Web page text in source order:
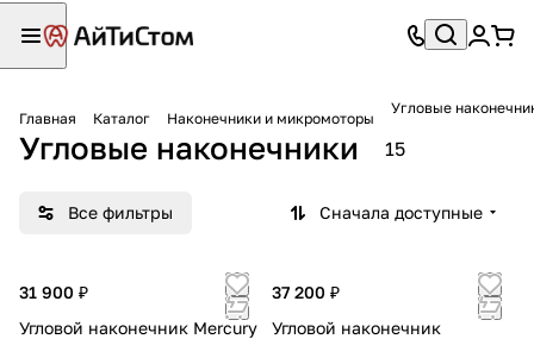
Главная Каталог Наконечники и микромоторы
Угловые
Угловые наконечники 15
Все фильтры Сначала доступные
31 900 ₽
Угловой наконечник Mercury
37 200 ₽
Угловой наконечник